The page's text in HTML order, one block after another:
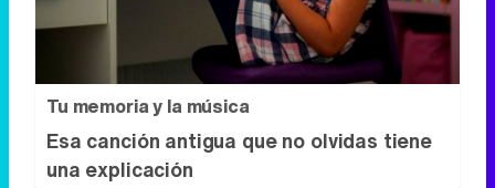
Tu memoria y la música
Esa canción antigua que no olvidas tiene
una explicación